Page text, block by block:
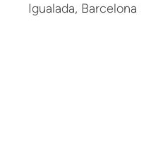
Igualada, Barcelona